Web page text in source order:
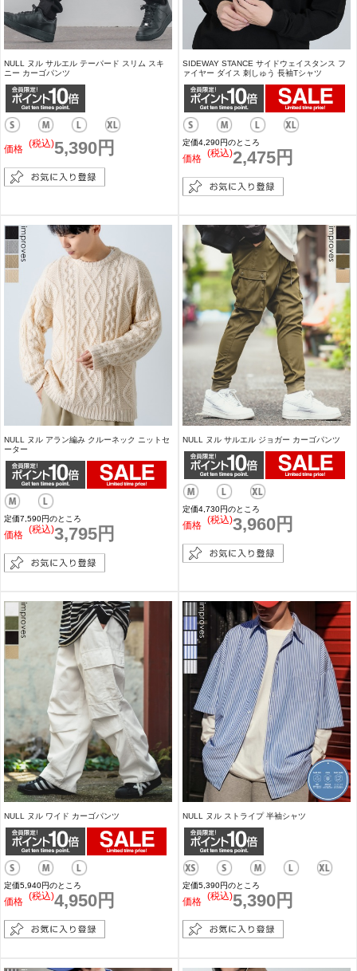
NULL ヌル サルエル テーパード スリム スキ
ニー カーゴパンツ
価格 5,390円
(税込)
SIDEWAY STANCE サイドウェイスタンス フ
ァイヤー ダイス 刺しゅう 長袖Tシャツ
定価4,290円のところ
価格 2,475円
(税込)
NULL ヌル アラン編み クルーネック ニットセ
ーター
定価7,590円のところ
価格 3,795円
(税込)
NULL ヌル サルエル ジョガー カーゴパンツ
定価4,730円のところ
価格 3,960円
(税込)
NULL ヌル ワイド カーゴパンツ
定価5,940円のところ
価格 4,950円
(税込)
NULL ヌル ストライプ 半袖シャツ
定価5,390円のところ
価格 5,390円
(税込)